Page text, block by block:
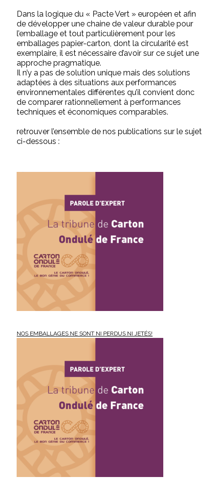
Dans la logique du « Pacte Vert » européen et afin
de développer une chaine de valeur durable pour
l’emballage et tout particulièrement pour les
emballages papier-carton, dont la circularité est
exemplaire, il est nécessaire d’avoir sur ce sujet une
approche pragmatique.
Il n’y a pas de solution unique mais des solutions
adaptées à des situations aux performances
environnementales différentes qu’il convient donc
de comparer rationnellement à performances
techniques et économiques comparables.
retrouver l’ensemble de nos publications sur le sujet
ci-dessous :
NOS EMBALLAGES NE SONT NI PERDUS NI JETÉS!